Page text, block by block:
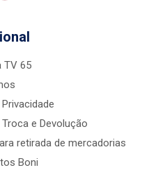
TV 65
e Devolução
retirada de mercadorias
Boni